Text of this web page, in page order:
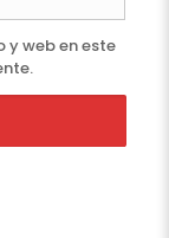
y web en este